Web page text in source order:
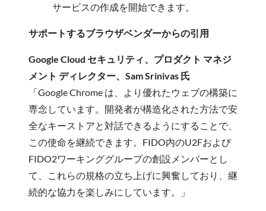
サービスの作成を開始できます。
サポートするブラウザベンダーからの引用
Google Cloud セキュリティ、プロダクト マネジ
メント ディレクター、Sam Srinivas 氏
「Google Chrome は、より優れたウェブの構築に
専念しています。開発者が構造化された方法で安
全なキーストアと対話できるようにすることで、
この使命を継続できます。FIDO内のU2Fおよび
FIDO2ワーキンググループの創設メンバーとし
て、これらの規格の立ち上げに興奮しており、継
続的な協力を楽しみにしています。」